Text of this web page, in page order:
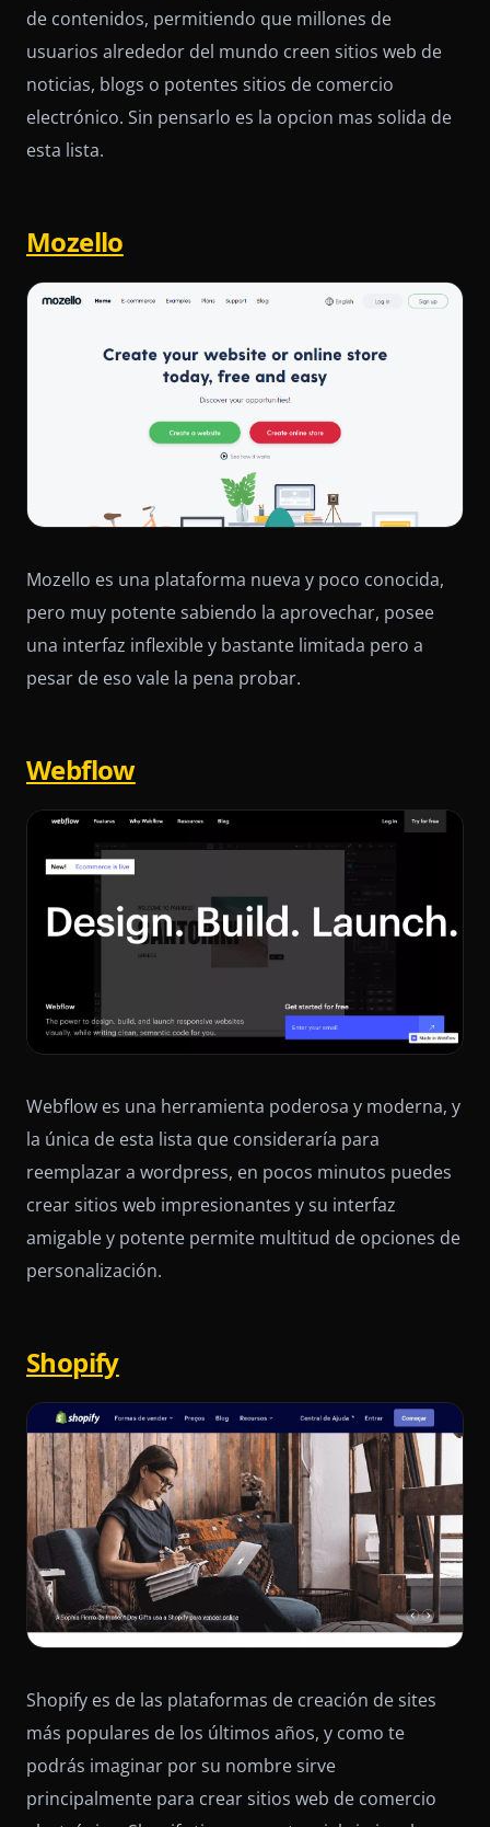
de contenidos, permitiendo que millones de
usuarios alrededor del mundo creen sitios web de
noticias, blogs o potentes sitios de comercio
electrónico. Sin pensarlo es la opcion mas solida de
esta lista.
Mozello
Mozello es una plataforma nueva y poco conocida,
pero muy potente sabiendo la aprovechar, posee
una interfaz inflexible y bastante limitada pero a
pesar de eso vale la pena probar.
Webflow
Webflow es una herramienta poderosa y moderna, y
la única de esta lista que consideraría para
reemplazar a wordpress, en pocos minutos puedes
crear sitios web impresionantes y su interfaz
amigable y potente permite multitud de opciones de
personalización.
Shopify
Shopify es de las plataformas de creación de sites
más populares de los últimos años, y como te
podrás imaginar por su nombre sirve
principalmente para crear sitios web de comercio